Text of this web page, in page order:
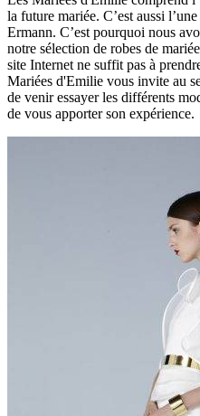
la future mariée. C’est aussi
Ermann. C’est pourquoi nous
notre sélection de robes de
site Internet ne suffit pas à
Mariées d'Emilie vous invite au
de venir essayer les différents
de vous apporter son expérience.